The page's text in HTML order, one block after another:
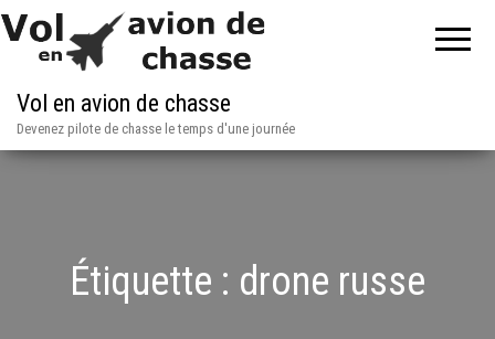
Vol en avion de chasse
Devenez pilote de chasse le temps d'une journée
Étiquette : drone russe